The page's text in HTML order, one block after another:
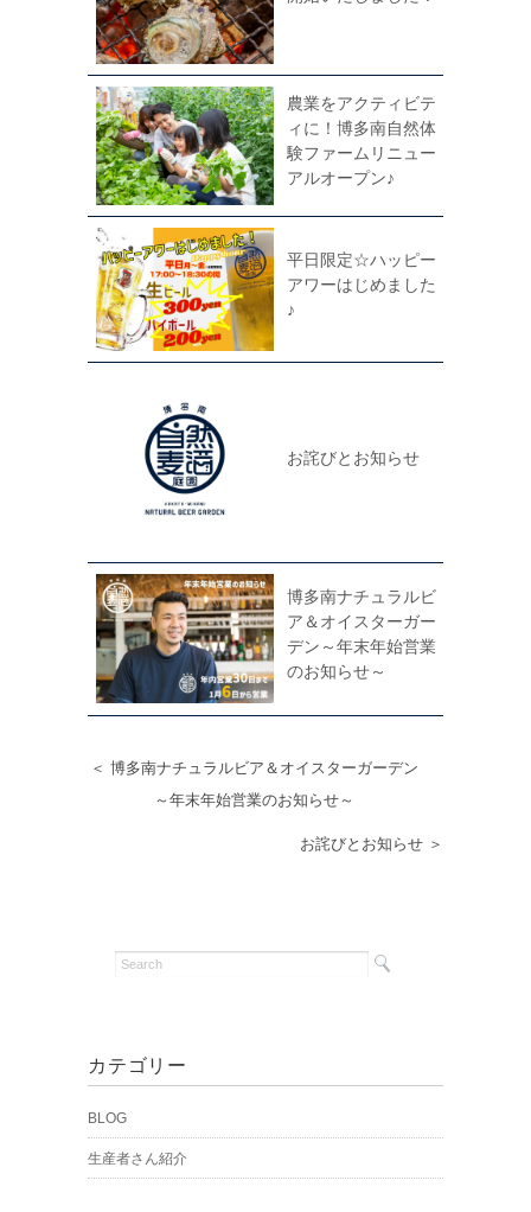
農業をアクティビテ
ィに！博多南自然体
験ファームリニュー
アルオープン♪
平日限定☆ハッピー
アワーはじめました
♪
お詫びとお知らせ
博多南ナチュラルビ
ア＆オイスターガー
デン～年末年始営業
のお知らせ～
＜ 博多南ナチュラルビア＆オイスターガーデン
～年末年始営業のお知らせ～
お詫びとお知らせ ＞
カテゴリー
BLOG
生産者さん紹介